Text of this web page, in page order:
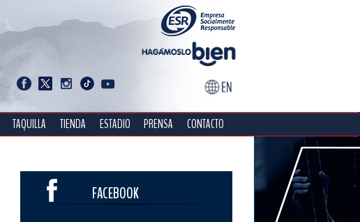
TAQUILLA TIENDA ESTADIO PRENSA CONTACTO
FACEBOOK